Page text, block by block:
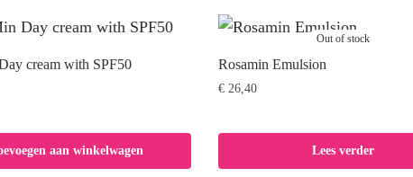
cream with SPF50
aan winkelwagen
Out of stock
Rosamin Emulsion
€26,40
Lees verder